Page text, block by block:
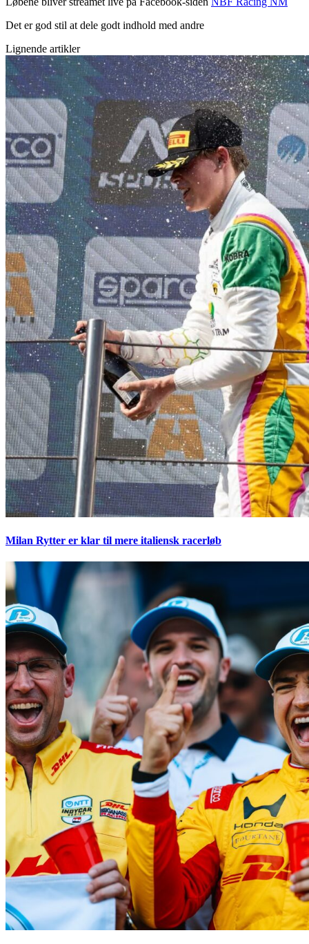
Det er god stil at dele godt indhold med andre
Lignende artikler
Milan Rytter er klar til mere italiensk racerløb